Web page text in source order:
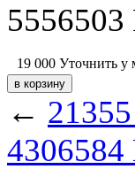
19 000 Уточнить у
←